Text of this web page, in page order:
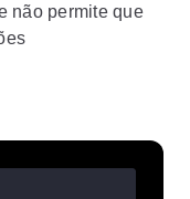
não permite que